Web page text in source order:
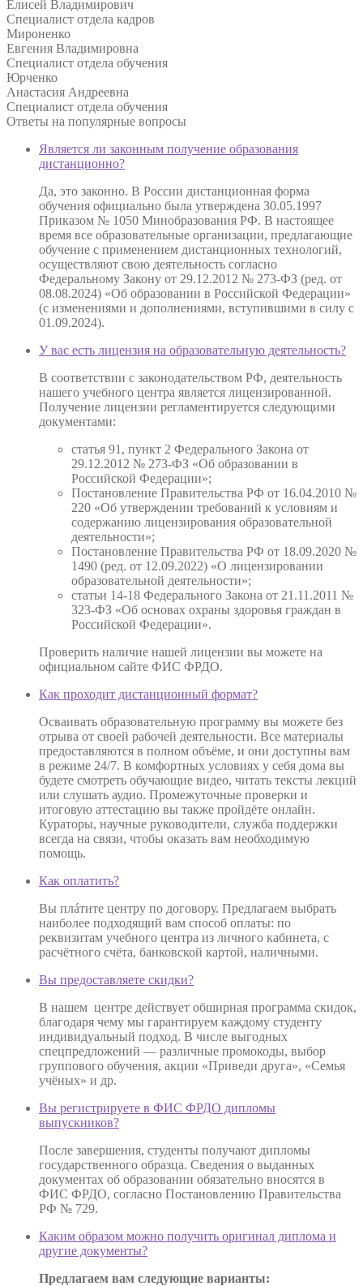
Елисей Владимирович
Специалист отдела кадров
Мироненко
Евгения Владимировна
Специалист отдела обучения
Юрченко
Анастасия Андреевна
Специалист отдела обучения
Ответы на популярные вопросы
Является ли законным получение образования
дистанционно?
Да, это законно. В России дистанционная форма
обучения официально была утверждена 30.05.1997
Приказом № 1050 Минобразования РФ. В настоящее
время все образовательные организации, предлагающие
обучение с применением дистанционных технологий,
осуществляют свою деятельность согласно
Федеральному Закону от 29.12.2012 № 273-ФЗ (ред. от
08.08.2024) «Об образовании в Российской Федерации»
(с изменениями и дополнениями, вступившими в силу с
01.09.2024).
У вас есть лицензия на образовательную деятельность?
В соответствии с законодательством РФ, деятельность
нашего учебного центра является лицензированной.
Получение лицензии регламентируется следующими
документами:
статья 91, пункт 2 Федерального Закона от
29.12.2012 № 273-ФЗ «Об образовании в
Российской Федерации»;
Постановление Правительства РФ от 16.04.2010 №
220 «Об утверждении требований к условиям и
содержанию лицензирования образовательной
деятельности»;
Постановление Правительства РФ от 18.09.2020 №
1490 (ред. от 12.09.2022) «О лицензировании
образовательной деятельности»;
статьи 14-18 Федерального Закона от 21.11.2011 №
323-ФЗ «Об основах охраны здоровья граждан в
Российской Федерации».
Проверить наличие нашей лицензии вы можете на
официальном сайте ФИС ФРДО.
Как проходит дистанционный формат?
Осваивать образовательную программу вы можете без
отрыва от своей рабочей деятельности. Все материалы
предоставляются в полном объёме, и они доступны вам
в режиме 24/7. В комфортных условиях у себя дома вы
будете смотреть обучающие видео, читать тексты лекций
или слушать аудио. Промежуточные проверки и
итоговую аттестацию вы также пройдёте онлайн.
Кураторы, научные руководители, служба поддержки
всегда на связи, чтобы оказать вам необходимую
помощь.
Как оплатить?
Вы плáтите центру по договору. Предлагаем выбрать
наиболее подходящий вам способ оплаты: по
реквизитам учебного центра из личного кабинета, с
расчётного счёта, банковской картой, наличными.
Вы предоставляете скидки?
В нашем центре действует обширная программа скидок,
благодаря чему мы гарантируем каждому студенту
индивидуальный подход. В числе выгодных
спецпредложений — различные промокоды, выбор
группового обучения, акции «Приведи друга», «Семья
учёных» и др.
Вы регистрируете в ФИС ФРДО дипломы
выпускников?
После завершения, студенты получают дипломы
государственного образца. Сведения о выданных
документах об образовании обязательно вносятся в
ФИС ФРДО, согласно Постановлению Правительства
РФ № 729.
Каким образом можно получить оригинал диплома и
другие документы?
Предлагаем вам следующие варианты: